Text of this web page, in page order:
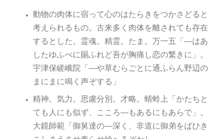
動物の肉体に宿って心のはたらきをつかさどると
考えられるもの。古来多く肉体を離されても存在
するとした。霊魂。精霊。たま。万一五「―はあ
したゆふべに賜ふれど吾が胸痛し恋の繁きに」。
宇津保嵯峨院「―や草むらごとに通ふらん野辺の
まにまに鳴く声ぞする」
精神。気力。思慮分別。才略。蜻蛉上「かたちと
ても人にも似ず、こころ―もあるにもあらで」。
大鏡師範「御舅達の―深く、非道に御弟をばひき